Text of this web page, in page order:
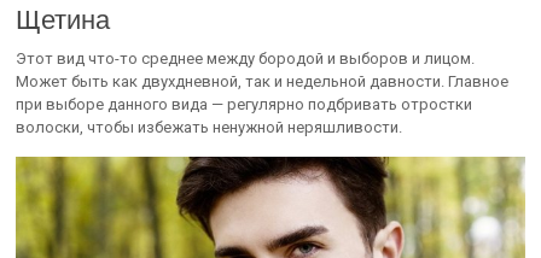
Щетина
Этот вид что-то среднее между бородой и выборов и лицом.
Может быть как двухдневной, так и недельной давности. Главное
при выборе данного вида — регулярно подбривать отростки
волоски, чтобы избежать ненужной неряшливости.